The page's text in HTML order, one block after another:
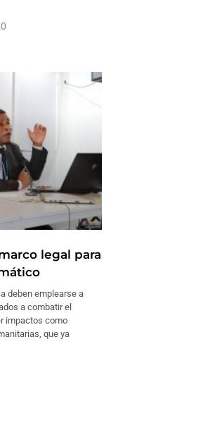
legal para
deben emplearse a
a combatir el
impactos como
que ya